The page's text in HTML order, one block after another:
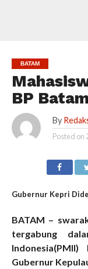
BATAM
BP
By
Posted on
Gubernur Kepri
BATAM –
tergabung
Gubernur